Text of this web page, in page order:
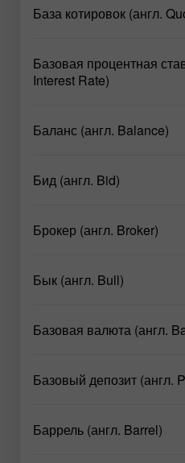
База котировок (англ.
Базовая процентная
Interest Rate)
Баланс (англ. Balance)
Бид (англ. Bid)
Брокер (англ. Broker)
Бык (англ. Bull)
Базовая валюта (англ.
Базовый депозит (англ.
Баррель (англ. Barrel)